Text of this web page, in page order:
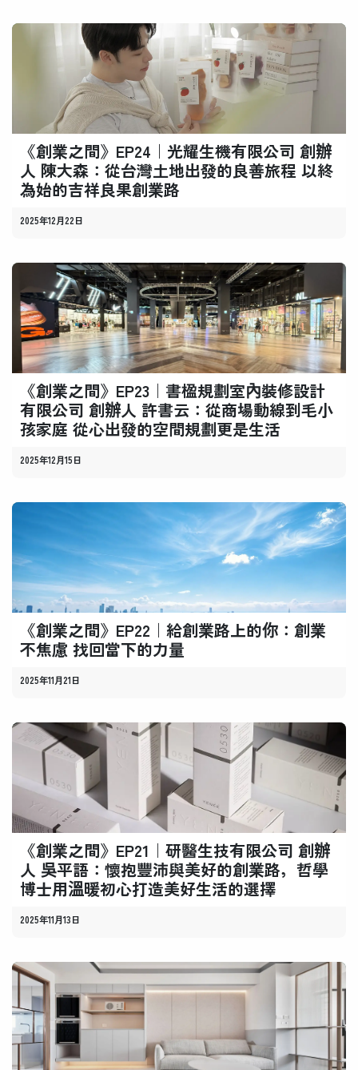
《創業之間》EP24｜光耀生機有限公司 創辦
人 陳大森：從台灣土地出發的良善旅程 以終
為始的吉祥良果創業路
2025年12月22日
《創業之間》EP23｜書楹規劃室內裝修設計
有限公司 創辦人 許書云：從商場動線到毛小
孩家庭 從心出發的空間規劃更是生活
2025年12月15日
《創業之間》EP22｜給創業路上的你：創業
不焦慮 找回當下的力量
2025年11月21日
《創業之間》EP21｜研醫生技有限公司 創辦
人 吳平語：懷抱豐沛與美好的創業路，哲學
博士用溫暖初心打造美好生活的選擇
2025年11月13日